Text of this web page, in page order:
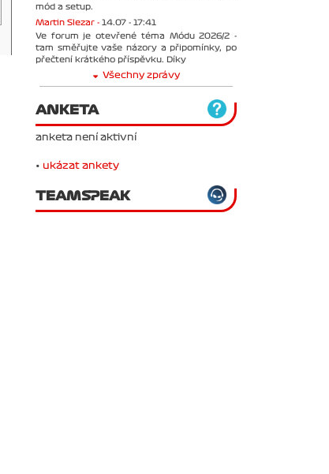
mód a setup.
Martin Slezar - 14.07 - 17:41
Ve forum je otevřené téma Módu 2026/2 -
tam směřujte vaše názory a připomínky, po
přečtení krátkého příspěvku. Díky
Všechny zprávy
ANKETA
anketa není aktivní
• ukázat ankety
TEAMSPEAK